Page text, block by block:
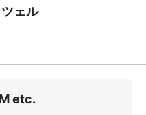
ェル
etc.